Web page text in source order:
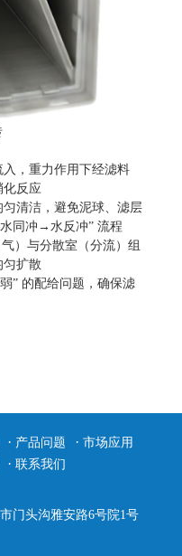
，重力作用下经滤料
化反应
清洁，避免泥球、滤层
同冲→水反冲” 流程
）与分散室（分流）组
匀扩散
” 的配给问题，确保滤
· 产品问题 · 市场应用
· 联系我们
门头沟雅安路6号院1号